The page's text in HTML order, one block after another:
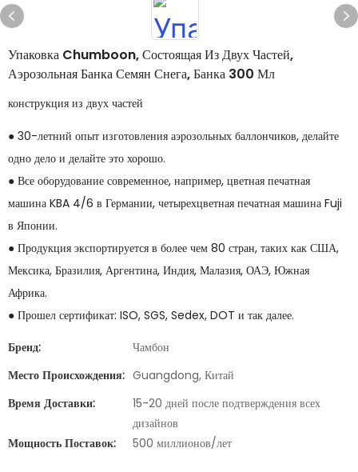
Упаковка Chumboon, Состоящая Из Двух Частей,
Аэрозольная Банка Семян Снега, Банка 300 Мл
конструкция из двух частей
● 30-летний опыт изготовления аэрозольных баллончиков, делайте
одно дело и делайте это хорошо.
● Все оборудование современное, например, цветная печатная
машина KBA 4/6 в Германии, четырехцветная печатная машина Fuji
в Японии.
● Продукция экспортируется в более чем 80 стран, таких как США,
Мексика, Бразилия, Аргентина, Индия, Малазия, ОАЭ, Южная
Африка.
● Прошел сертификат: ISO, SGS, Sedex, DOT и так далее.
Бренд:
Чамбон
Место Происхождения: Guangdong, Китай
Время Доставки:
15-20 дней после подтверждения всех
дизайнов
Мощность Поставок:
500 миллионов/лет